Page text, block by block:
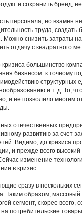
и сохранить бренд,
персонала, но взамен
труда,
снизить затраты
отдачу с квадратного
кризиса большинство
бизнесом: к точному
структурных
и т. д. То,
и не позволило многим
отечественных
развитию за счет
Видимо, до кризиса
и прежде всего
изменение
в кризис.
сразу в нескольких
Таким образом,
сегмент, скорее
потребительские